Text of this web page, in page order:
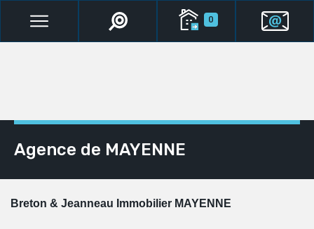
0
Agence de MAYENNE
Breton & Jeanneau Immobilier MAYENNE